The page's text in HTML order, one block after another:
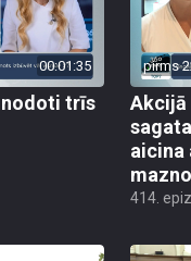
00:01:35
nodoti trīs
pirms
Akcijā
aicina
414.